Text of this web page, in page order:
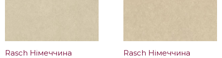
Rasch Німеччина Rasch Німеччина